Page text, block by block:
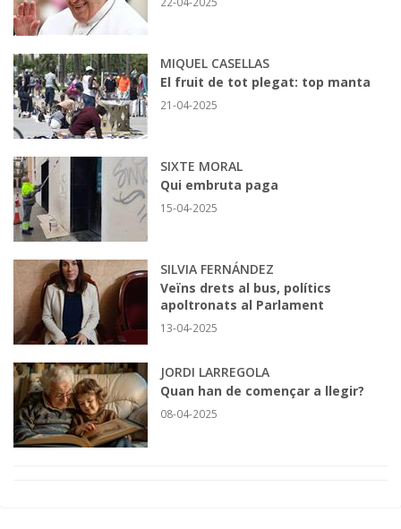
MIQUEL CASELLAS
El fruit de tot plegat: top manta
21-04-2025
SIXTE MORAL
Qui embruta paga
15-04-2025
SILVIA FERNÁNDEZ
Veïns drets al bus, polítics
apoltronats al Parlament
13-04-2025
JORDI LARREGOLA
Quan han de començar a llegir?
08-04-2025